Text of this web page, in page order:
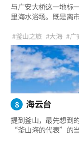
与广安大桥这一地标
里海水浴场。既是离
可以满足来自韩国各
海景咖啡屋，位于胡
加上一到春天满街都
除了洁白的白沙滩和
#釜山之旅 #大海 #广
#广安大桥 #海洋运动
#生鱼片中心 #拍照区
#与孩子一同体验 #夏
#手工啤酒 #夜景地标
8 海云台
提到釜山，最先想到
“釜山海的代表”的